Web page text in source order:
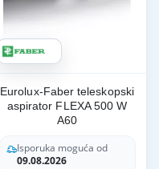
Eurolux-Faber teleskopski
aspirator FLEXA 500 W
A60
Isporuka moguća od
09.08.2026